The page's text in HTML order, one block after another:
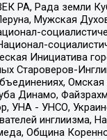
РА, Рада земли
Мужская
Инициатива
Староверов-
Динамо,
УНА - УНСО,
инглиизма,
Община